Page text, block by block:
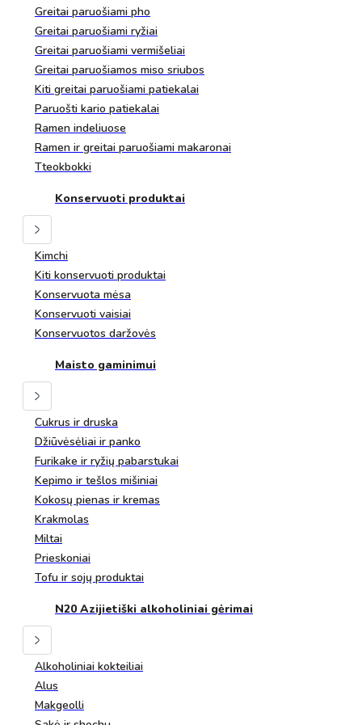
Greitai paruošiami pho
Greitai paruošiami ryžiai
Greitai paruošiami vermišeliai
Greitai paruošiamos miso sriubos
Kiti greitai paruošiami patiekalai
Paruošti kario patiekalai
Ramen indeliuose
Ramen ir greitai paruošiami makaronai
Tteokbokki
Konservuoti produktai
Kimchi
Kiti konservuoti produktai
Konservuota mėsa
Konservuoti vaisiai
Konservuotos daržovės
Maisto gaminimui
Cukrus ir druska
Džiūvėsėliai ir panko
Furikake ir ryžių pabarstukai
Kepimo ir tešlos mišiniai
Kokosų pienas ir kremas
Krakmolas
Miltai
Prieskoniai
Tofu ir sojų produktai
N20 Azijietiški alkoholiniai gėrimai
Alkoholiniai kokteiliai
Alus
Makgeolli